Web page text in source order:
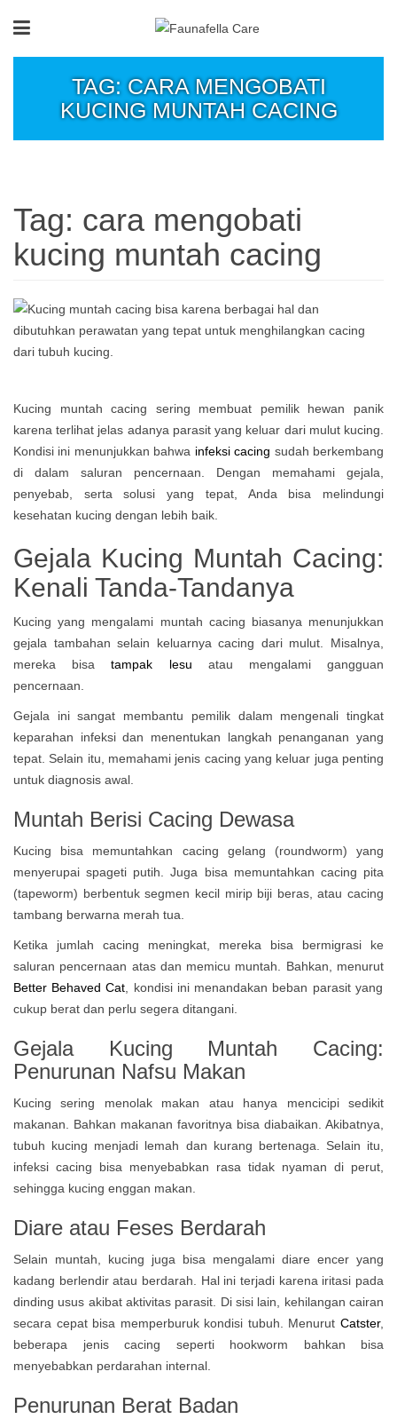
TAG: CARA MENGOBATI
KUCING MUNTAH CACING
Tag: cara mengobati
kucing muntah cacing
Kucing muntah cacing sering membuat pemilik hewan panik
karena terlihat jelas adanya parasit yang keluar dari mulut kucing.
Kondisi ini menunjukkan bahwa infeksi cacing sudah berkembang
di dalam saluran pencernaan. Dengan memahami gejala,
penyebab, serta solusi yang tepat, Anda bisa melindungi
kesehatan kucing dengan lebih baik.
Gejala Kucing Muntah Cacing:
Kenali Tanda-Tandanya
Kucing yang mengalami muntah cacing biasanya menunjukkan
gejala tambahan selain keluarnya cacing dari mulut. Misalnya,
mereka bisatampak lesu atau mengalami gangguan
pencernaan.
Gejala ini sangat membantu pemilik dalam mengenali tingkat
keparahan infeksi dan menentukan langkah penanganan yang
tepat. Selain itu, memahami jenis cacing yang keluar juga penting
untuk diagnosis awal.
Muntah Berisi Cacing Dewasa
Kucing bisa memuntahkan cacing gelang (roundworm) yang
menyerupai spageti putih. Juga bisa memuntahkan cacing pita
(tapeworm) berbentuk segmen kecil mirip biji beras, atau cacing
tambang berwarna merah tua.
Ketika jumlah cacing meningkat, mereka bisa bermigrasi ke
saluran pencernaan atas dan memicu muntah. Bahkan, menurut
Better Behaved Cat , kondisi ini menandakan beban parasit yang
cukup berat dan perlu segera ditangani.
Gejala Kucing Muntah Cacing:
Penurunan Nafsu Makan
Kucing sering menolak makan atau hanya mencicipi sedikit
makanan. Bahkan makanan favoritnya bisa diabaikan. Akibatnya,
tubuh kucing menjadi lemah dan kurang bertenaga. Selain itu,
infeksi cacing bisa menyebabkan rasa tidak nyaman di perut,
sehingga kucing enggan makan.
Diare atau Feses Berdarah
Selain muntah, kucing juga bisa mengalami diare encer yang
kadang berlendir atau berdarah. Hal ini terjadi karena iritasi pada
dinding usus akibat aktivitas parasit. Di sisi lain, kehilangan cairan
secara cepat bisa memperburuk kondisi tubuh. Menurut Catster,
beberapa jenis cacing seperti hookworm bahkan bisa
menyebabkan perdarahan internal.
Penurunan Berat Badan